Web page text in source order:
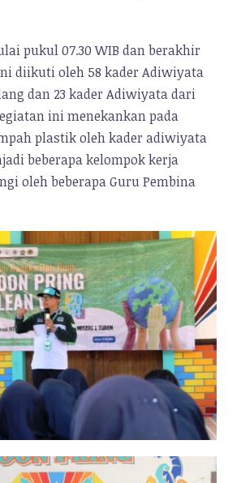
pukul 07.30 WIB dan berakhir
diikuti oleh 58 kader Adiwiyata
dan 23 kader Adiwiyata dari
ini menekankan pada
plastik oleh kader adiwiyata
beberapa kelompok kerja
oleh beberapa Guru Pembina